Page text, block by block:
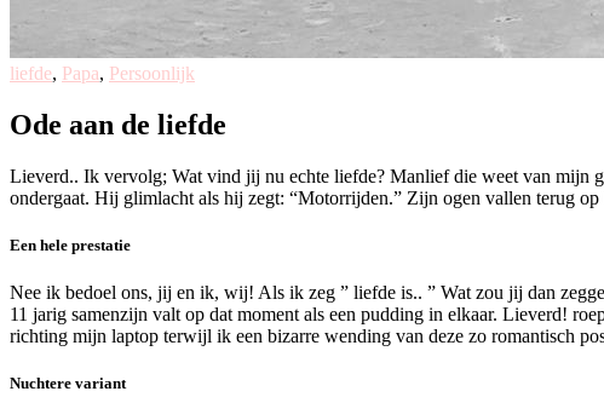
liefde, Papa, Persoonlijk
Ode aan de liefde
Lieverd.. Ik vervolg; Wat vind jij nu echte liefde? Manlief die weet van mijn
ondergaat. Hij glimlacht als hij zegt: “Motorrijden.” Zijn ogen vallen terug
Een hele prestatie
Nee ik bedoel ons, jij en ik, wij! Als ik zeg ” liefde is.. ” Wat zou jij dan
11 jarig samenzijn valt op dat moment als een pudding in elkaar. Lieverd!
richting mijn laptop terwijl ik een bizarre wending van deze zo romantisch
Nuchtere variant